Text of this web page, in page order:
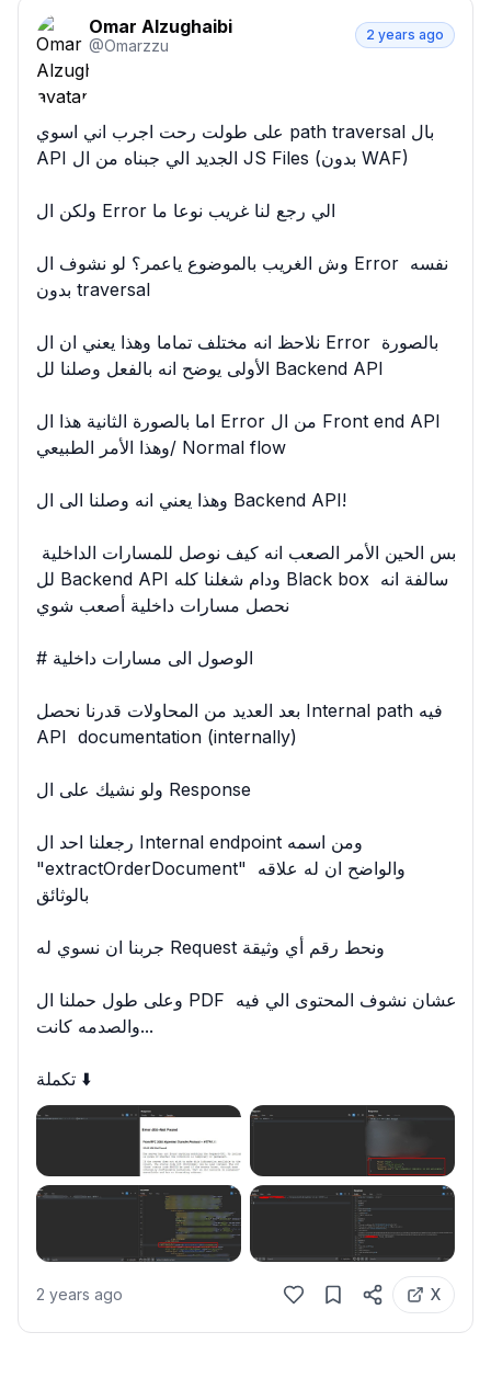
Omar Alzughaibi
@Omarzzu
2 years ago
على طولت رحت اجرب اني اسوي path traversal بال
API الجديد الي جبناه من ال JS Files (بدون WAF)
ولكن ال Error الي رجع لنا غريب نوعا ما
وش الغريب بالموضوع ياعمر؟ لو نشوف ال Error نفسه
بدون traversal
نلاحظ انه مختلف تماما وهذا يعني ان ال Error بالصورة
الأولى يوضح انه بالفعل وصلنا لل Backend API
اما بالصورة الثانية هذا ال Error من ال Front end API
وهذا الأمر الطبيعي/ Normal flow
وهذا يعني انه وصلنا الى ال Backend API!
لل Backend API ودام شغلنا كله Black box سالفة انه
نحصل مسارات داخلية أصعب شوي
# الوصول الى مسارات داخلية
بعد العديد من المحاولات قدرنا نحصل Internal path فيه
API  documentation (internally)
ولو نشيك على ال Response
رجعلنا احد ال Internal endpoint ومن اسمه
"extractOrderDocument" والواضح ان له علاقه
بالوثائق
جربنا ان نسوي له Request ونحط رقم أي وثيقة
وعلى طول حملنا ال PDF عشان نشوف المحتوى الي فيه
والصدمه كانت...
تكملة ⬇️
2 years ago X